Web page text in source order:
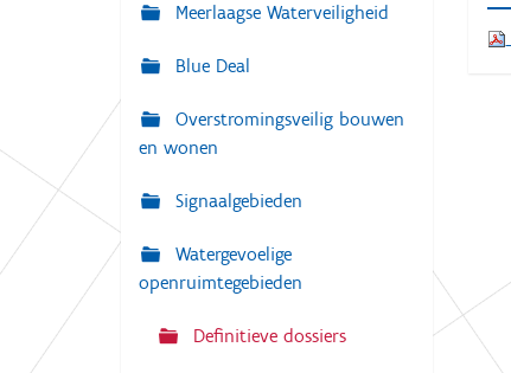
i
g
t
i
e
Meerlaagse Waterveiligheid
Blue Deal
Overstromingsveilig bouwen
en wonen
Signaalgebieden
Watergevoelige
openruimtegebieden
Definitieve dossiers